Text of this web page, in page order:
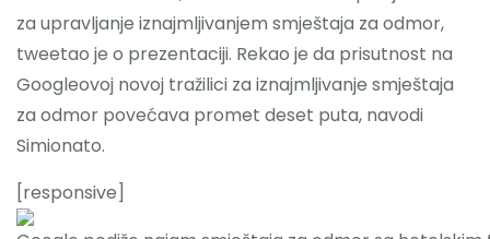
za upravljanje iznajmljivanjem smještaja za odmor,
tweetao je o prezentaciji. Rekao je da prisutnost na
Googleovoj novoj tražilici za iznajmljivanje smještaja
za odmor povećava promet deset puta, navodi
Simionato.
[responsive]